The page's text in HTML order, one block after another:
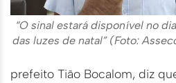
“O sinal estará disponível no
das luzes de natal” (Foto:
prefeito Tião Bocalom, diz